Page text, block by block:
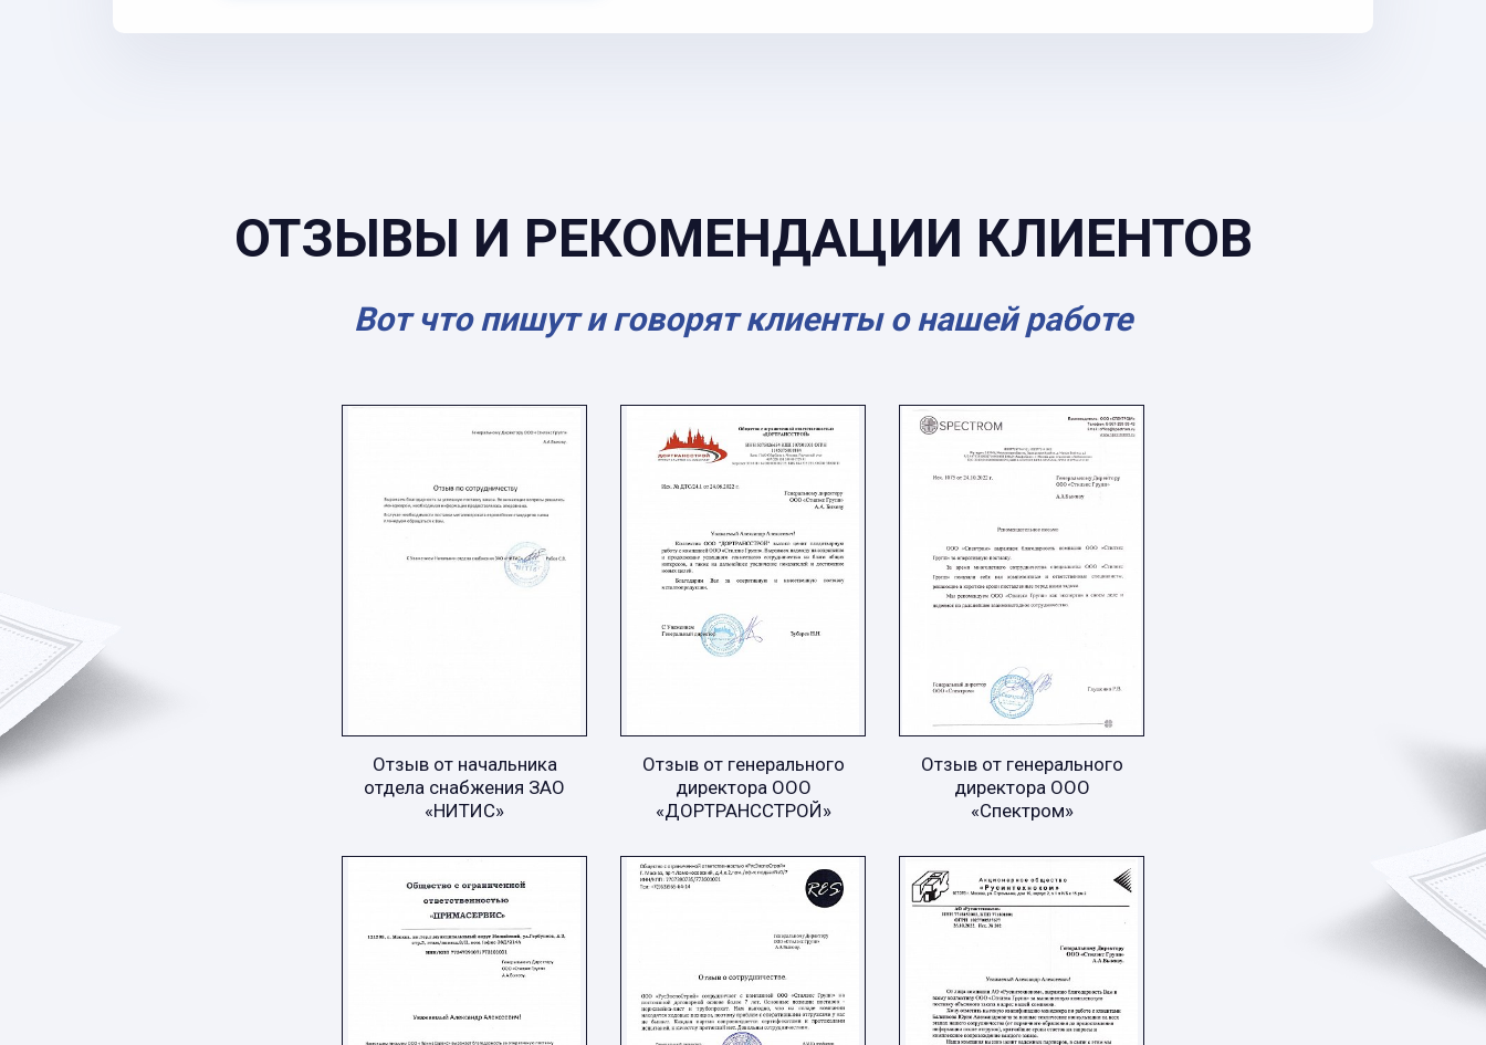
ОТЗЫВЫ И РЕКОМЕНДАЦИИ КЛИЕНТОВ
Вот что пишут и говорят клиенты о нашей работе
Отзыв от начальника
отдела снабжения ЗАО
«НИТИС»
Отзыв от генерального
директора ООО
«ДОРТРАНССТРОЙ»
Отзыв от генерального
директора ООО
«Спектром»